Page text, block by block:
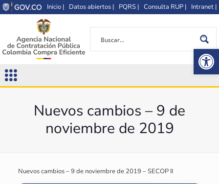
Inicio | Datos abiertos | PQRS | Consulta RUP | Intranet |
Nuevos cambios – 9 de
noviembre de 2019
Nuevos cambios – 9 de noviembre de 2019 – SECOP II